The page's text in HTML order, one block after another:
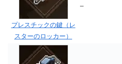
プレスチックの鍵（レ
スターのロッカー）
–